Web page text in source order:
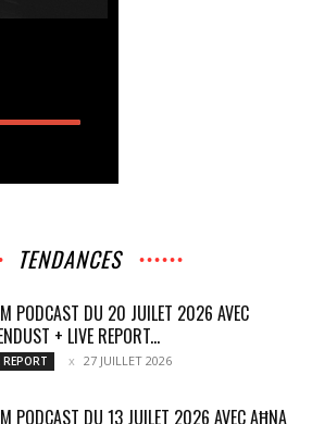
TENDANCES
PODCAST DU 20 JUILET 2026 AVEC
+ LIVE REPORT...
REPORT 27 JUILLET 2026
PODCAST DU 13 JUILET 2026 AVEC AĦNA